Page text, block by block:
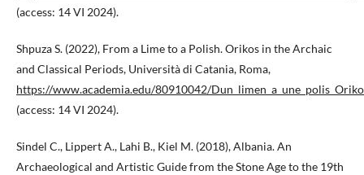
(access: 14 VI 2024).
Shpuza S. (2022), From a Lime to a Polish. Orikos in the Archaic
and Classical Periods, Università di Catania, Roma,
https://www.academia.edu/80910042/
(access: 14 VI 2024).
Sindel C., Lippert A., Lahi B., Kiel M. (2018), Albania. An
Archaeological and Artistic Guide from the Stone Age to the 19th